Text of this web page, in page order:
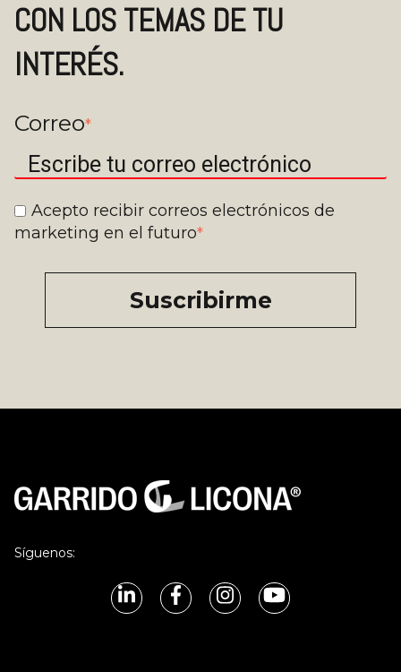
CON LOS TEMAS DE TU
INTERÉS.
Correo*
Acepto recibir correos electrónicos de
marketing en el futuro*
Síguenos: